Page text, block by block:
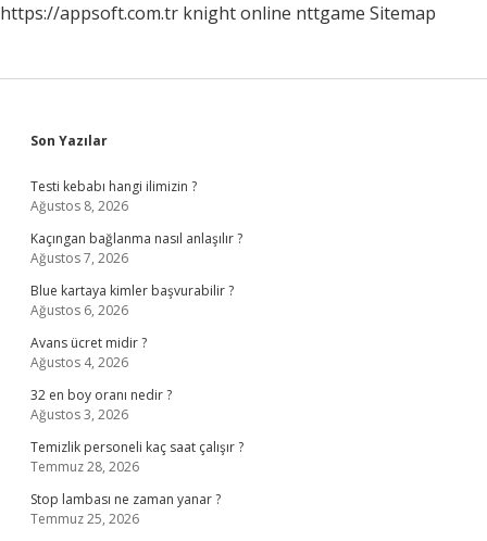
https://appsoft.com.tr knight online nttgame Sitemap
Sidebar
Son Yazılar
Testi kebabı hangi ilimizin ?
Ağustos 8, 2026
Kaçıngan bağlanma nasıl anlaşılır ?
Ağustos 7, 2026
Blue kartaya kimler başvurabilir ?
Ağustos 6, 2026
Avans ücret midir ?
Ağustos 4, 2026
32 en boy oranı nedir ?
Ağustos 3, 2026
Temizlik personeli kaç saat çalışır ?
Temmuz 28, 2026
Stop lambası ne zaman yanar ?
Temmuz 25, 2026